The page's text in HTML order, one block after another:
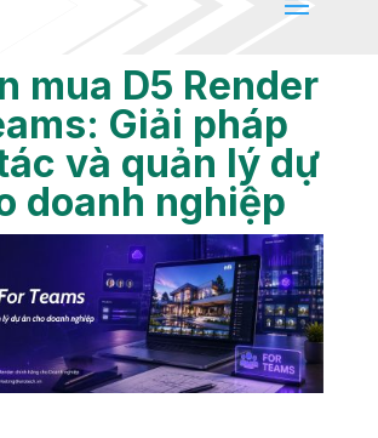
mua D5 Render
Giải pháp
và quản lý dự
doanh nghiệp